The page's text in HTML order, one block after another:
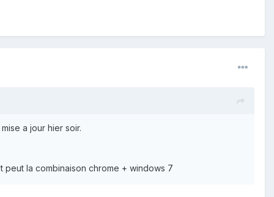
a jour hier soir.
la combinaison chrome + windows 7